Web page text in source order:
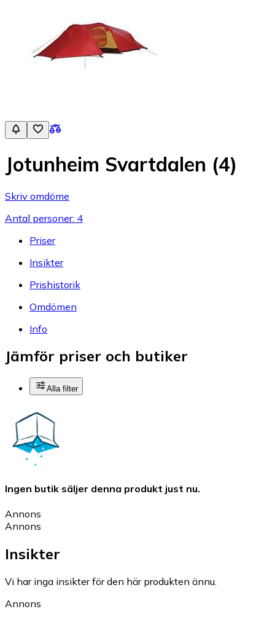
Jotunheim Svartdalen (4)
Skriv omdöme
Antal personer: 4
Priser
Insikter
Prishistorik
Omdömen
Info
Jämför priser och butiker
Alla filter
Ingen butik säljer denna produkt just nu.
Annons
Annons
Insikter
Vi har inga insikter för den här produkten ännu.
Annons